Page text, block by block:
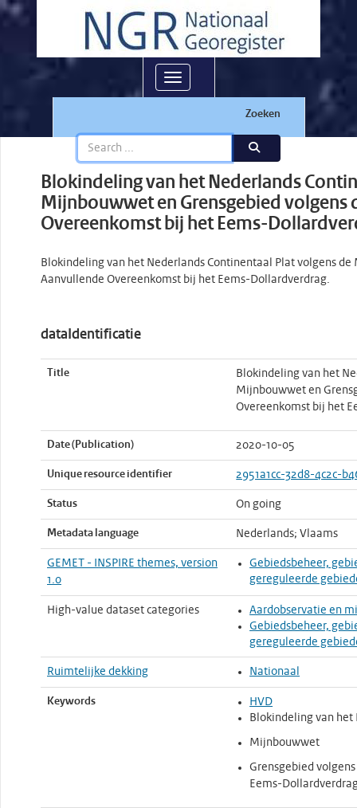
Toggle navigation
Zoeken
Blokindeling van het Nederlands
Mijnbouwwet en Grensgebied volgens
Overeenkomst bij het Eems-
Blokindeling van het Nederlands Continentaal Plat volgens
Aanvullende Overeenkomst bij het Eems-Dollardverdrag.
dataIdentificatie
Title
Blokindeling van het
Mijnbouwwet en
Overeenkomst bij het
Date (Publication) 2020-10-05
Unique resource identifier 2951a1cc-32d8-4c2c-
Status On going
Metadata language Nederlands; Vlaams
GEMET - INSPIRE themes, version
1.0
Gebiedsbeheer,
gereguleerde
High-value dataset categories
Aardobservatie en
Gebiedsbeheer,
gereguleerde
Ruimtelijke dekking Nationaal
Keywords
HVD
Blokindeling van het
Mijnbouwwet
Grensgebied
Eems-